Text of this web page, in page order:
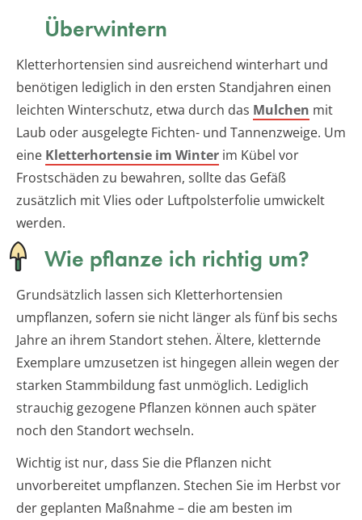
Überwintern
Kletterhortensien sind ausreichend winterhart und
benötigen lediglich in den ersten Standjahren einen
leichten Winterschutz, etwa durch das Mulchen mit
Laub oder ausgelegte Fichten- und Tannenzweige. Um
eine Kletterhortensie im Winter im Kübel vor
Frostschäden zu bewahren, sollte das Gefäß
zusätzlich mit Vlies oder Luftpolsterfolie umwickelt
werden.
Wie pflanze ich richtig um?
Grundsätzlich lassen sich Kletterhortensien
umpflanzen, sofern sie nicht länger als fünf bis sechs
Jahre an ihrem Standort stehen. Ältere, kletternde
Exemplare umzusetzen ist hingegen allein wegen der
starken Stammbildung fast unmöglich. Lediglich
strauchig gezogene Pflanzen können auch später
noch den Standort wechseln.
Wichtig ist nur, dass Sie die Pflanzen nicht
unvorbereitet umpflanzen. Stechen Sie im Herbst vor
der geplanten Maßnahme – die am besten im